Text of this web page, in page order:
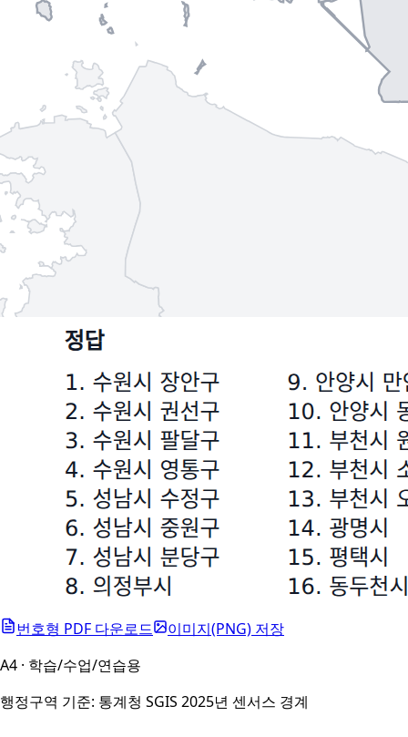
번호형 PDF 다운로드
이미지(PNG) 저장
A4 · 학습/수업/연습용
행정구역 기준: 통계청 SGIS 2025년 센서스 경계